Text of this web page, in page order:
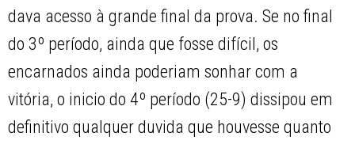
dava acesso à grande final da prova. Se no final
do 3º período, ainda que fosse difícil, os
encarnados ainda poderiam sonhar com a
vitória, o inicio do 4º período (25-9) dissipou em
definitivo qualquer duvida que houvesse quanto